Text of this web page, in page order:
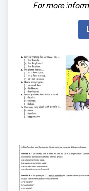
For more